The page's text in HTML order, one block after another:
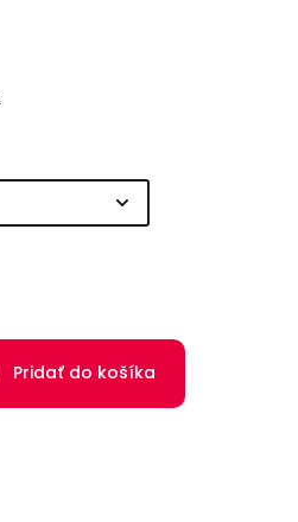
Pridať do košíka